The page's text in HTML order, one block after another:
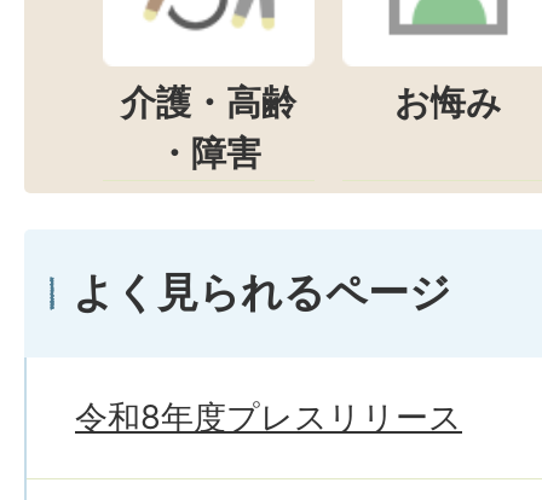
介護・高齢
・障害
お悔み
よく見られるページ
令和8年度プレスリリース